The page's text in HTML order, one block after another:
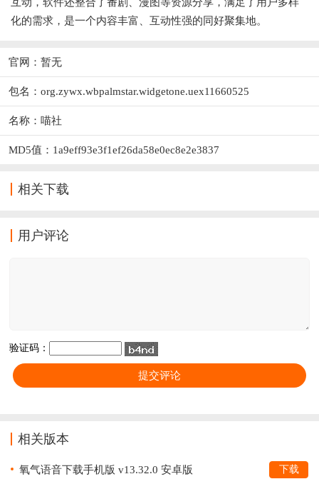
互动，软件还整合了番剧、漫图等资源分享，满足了用户多样
化的需求，是一个内容丰富、互动性强的同好聚集地。
官网：暂无
包名：org.zywx.wbpalmstar.widgetone.uex11660525
名称：喵社
MD5值：1a9eff93e3f1ef26da58e0ec8e2e3837
相关下载
用户评论
验证码：
相关版本
氧气语音下载手机版 v13.32.0 安卓版 下载